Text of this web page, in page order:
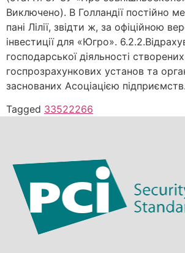
Виключено). В Голландії постійно
пані Лілії, звідти ж, за офіційною
інвестиції для «Югро».
господарської діяльності
госпрозрахункових установ та
заснованих Асоціацією підприємств.
Tagged 33522266